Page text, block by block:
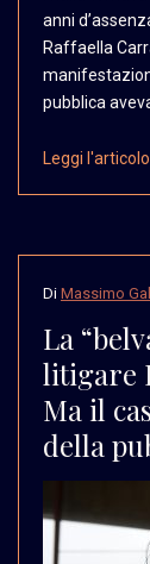
anni
Raffaella
pubblica
Leggi
Di Massimo
La
litigare
Ma il
della